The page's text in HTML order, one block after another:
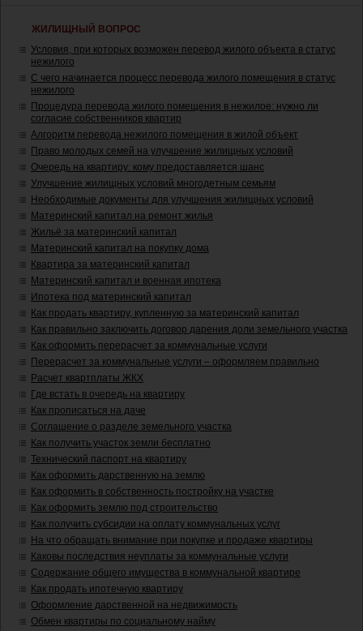
ЖИЛИЩНЫЙ ВОПРОС
Условия, при которых возможен перевод жилого объекта в статус
нежилого
С чего начинается процесс перевода жилого помещения в статус
нежилого
Процедура перевода жилого помещения в нежилое: нужно ли
согласие собственников квартир
Алгоритм перевода нежилого помещения в жилой объект
Право молодых семей на улучшение жилищных условий
Очередь на квартиру: кому предоставляется шанс
Улучшение жилищных условий многодетным семьям
Необходимые документы для улучшения жилищных условий
Материнский капитал на ремонт жилья
Жильё за материнский капитал
Материнский капитал на покупку дома
Квартира за материнский капитал
Материнский капитал и военная ипотека
Ипотека под материнский капитал
Как продать квартиру, купленную за материнский капитал
Как правильно заключить договор дарения доли земельного участка
Как оформить перерасчет за коммунальные услуги
Перерасчет за коммунальные услуги – оформляем правильно
Расчет квартплаты ЖКХ
Где встать в очередь на квартиру
Как прописаться на даче
Соглашение о разделе земельного участка
Как получить участок земли бесплатно
Технический паспорт на квартиру
Как оформить дарственную на землю
Как оформить в собственность постройку на участке
Как оформить землю под строительство
Как получить субсидии на оплату коммунальных услуг
На что обращать внимание при покупке и продаже квартиры
Каковы последствия неуплаты за коммунальные услуги
Содержание общего имущества в коммунальной квартире
Как продать ипотечную квартиру
Оформление дарственной на недвижимость
Обмен квартиры по социальному найму